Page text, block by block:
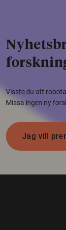
Visste du att
Missa ingen ny
Jag vill